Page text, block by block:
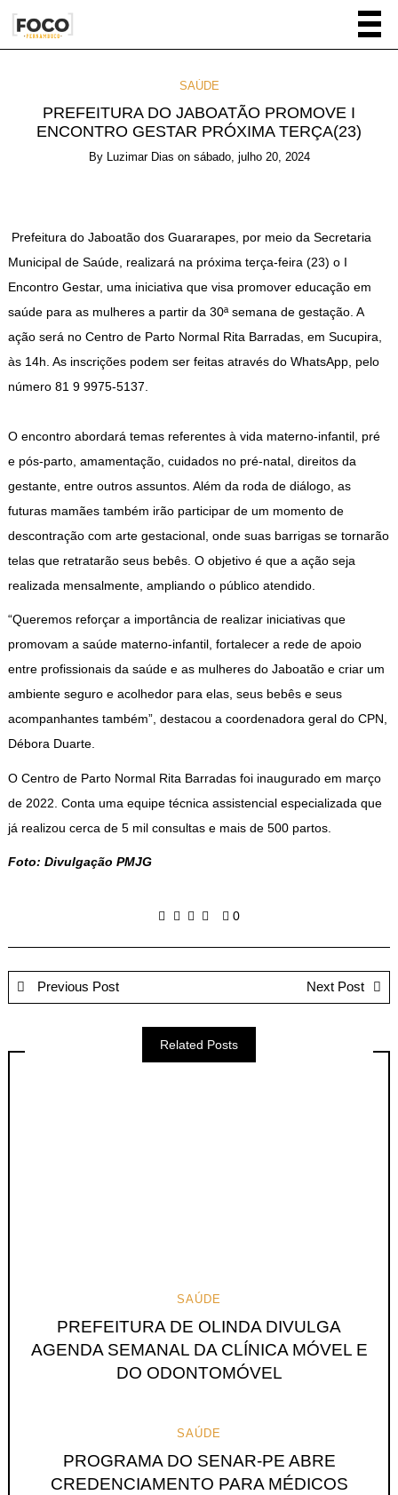
SAÚDE
PREFEITURA DO JABOATÃO PROMOVE I
ENCONTRO GESTAR PRÓXIMA TERÇA(23)
By Luzimar Dias on sábado, julho 20, 2024
Prefeitura do Jaboatão dos Guararapes, por meio da Secretaria
Municipal de Saúde, realizará na próxima terça-feira (23) o I
Encontro Gestar, uma iniciativa que visa promover educação em
saúde para as mulheres a partir da 30ª semana de gestação. A
ação será no Centro de Parto Normal Rita Barradas, em Sucupira,
às 14h. As inscrições podem ser feitas através do WhatsApp, pelo
número 81 9 9975-5137.
O encontro abordará temas referentes à vida materno-infantil, pré
e pós-parto, amamentação, cuidados no pré-natal, direitos da
gestante, entre outros assuntos. Além da roda de diálogo, as
futuras mamães também irão participar de um momento de
descontração com arte gestacional, onde suas barrigas se tornarão
telas que retratarão seus bebês. O objetivo é que a ação seja
realizada mensalmente, ampliando o público atendido.
“Queremos reforçar a importância de realizar iniciativas que
promovam a saúde materno-infantil, fortalecer a rede de apoio
entre profissionais da saúde e as mulheres do Jaboatão e criar um
ambiente seguro e acolhedor para elas, seus bebês e seus
acompanhantes também”, destacou a coordenadora geral do CPN,
Débora Duarte.
O Centro de Parto Normal Rita Barradas foi inaugurado em março
de 2022. Conta uma equipe técnica assistencial especializada que
já realizou cerca de 5 mil consultas e mais de 500 partos.
Foto: Divulgação PMJG
0
Previous Post Next Post
Related Posts
SAÚDE
PREFEITURA DE OLINDA DIVULGA
AGENDA SEMANAL DA CLÍNICA MÓVEL E
DO ODONTOMÓVEL
SAÚDE
PROGRAMA DO SENAR-PE ABRE
CREDENCIAMENTO PARA MÉDICOS